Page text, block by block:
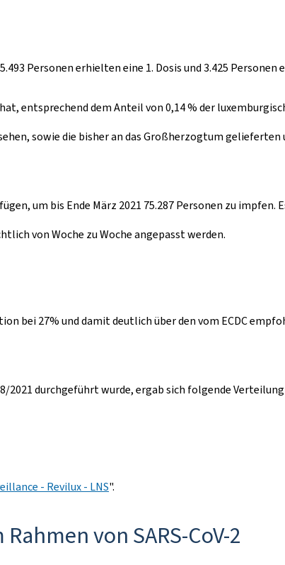
Personen erhielten eine 1. Dosis und 3.425 Personen
entsprechend dem Anteil von 0,14 % der
sowie die bisher an das Großherzogtum
um bis Ende März 2021 75.287 Personen zu impfen.
von Woche zu Woche angepasst werden.
bei 27% und damit deutlich über den vom ECDC
2021 durchgeführt wurde, ergab sich folgende
- Revilux - LNS".
von SARS-CoV-2